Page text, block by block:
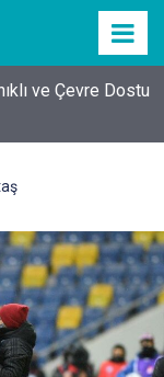
ve Çevre Dostu